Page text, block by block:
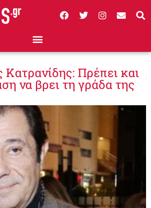
Κατρανίδης: Πρέπει και
να βρει τη γράδα της